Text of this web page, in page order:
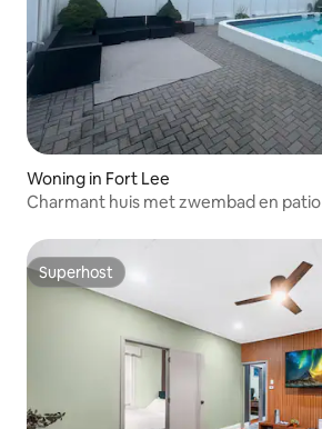
Woning in Fort Lee
Charmant huis met zwembad en patio
Superhost
Superhost